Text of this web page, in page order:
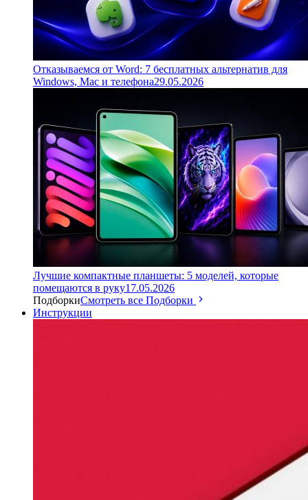
Отказываемся от Word: 7 бесплатных альтернатив для
Windows, Mac и телефона29.05.2026
Лучшие компактные планшеты: 5 моделей, которые
помещаются в руку17.05.2026
ПодборкиСмотреть все Подборки
Инструкции